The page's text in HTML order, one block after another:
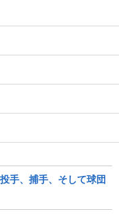
手、捕手、そして球団